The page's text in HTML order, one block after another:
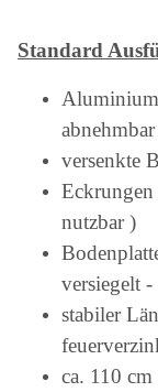
Standard
abnehmbar
versenkte
Eckrungen
nutzbar )
versiegelt -
stabiler
ca. 110